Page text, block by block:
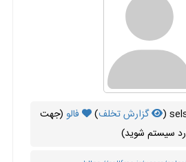
گزارش تخلف) فالو (جهت
سیستم شوید)